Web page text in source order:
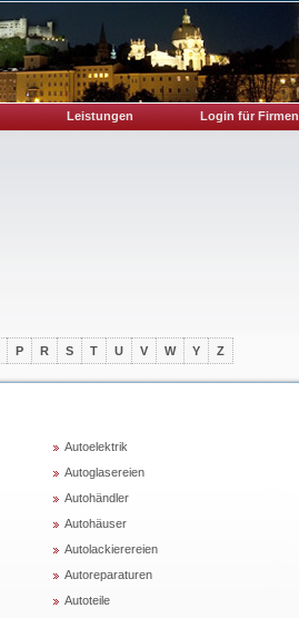
Leistungen Login für Firmen
P R S T U V W Y Z
Autoelektrik
Autoglasereien
Autohändler
Autohäuser
Autolackierereien
Autoreparaturen
Autoteile